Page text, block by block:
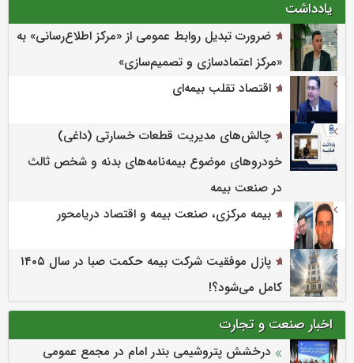
یادداشت
ضرورت تبدیل روابط عمومی از «مرکز اطلاع‌رسانی» به
«مرکز اعتمادسازی و تصمیم‌سازی»
اقتصاد تقلب بیمه‌ای
چالش‌های مدیریت قطعات خسارتی (داغی)
خودروهای موضوع بیمه‌نامه‌های بدنه و شخص ثالث
در صنعت بیمه
بیمه مرکزی، صنعت بیمه و اقتصاد دریامحور
پازل موفقیت شرکت بیمه حکمت صبا در سال ۱۴۰۵
کامل می‌شود؟!
اخبار صنعت و تجارت
درخشش پتروشیمی بندر امام در مجمع عمومی